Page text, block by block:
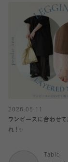
2026.05.11
ワンピースに合わせて
れ！✨
Tabio